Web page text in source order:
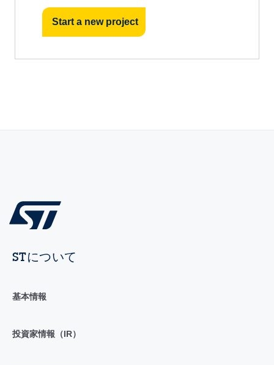
Start a new project
STについて
基本情報
投資家情報（IR）